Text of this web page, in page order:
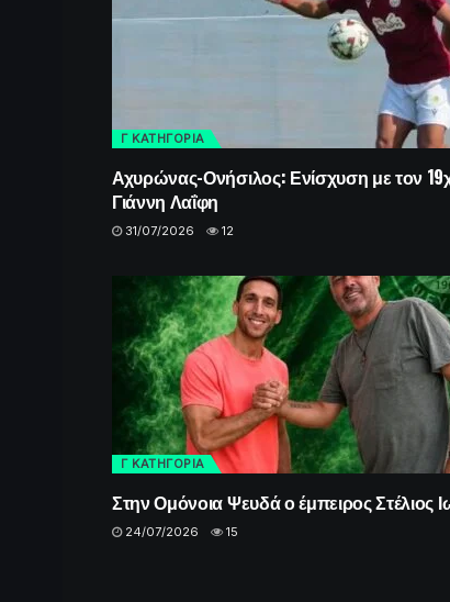
Γ ΚΑΤΗΓΟΡΙΑ
Αχυρώνας-Ονήσιλος: Ενίσχυση με τον
Γιάννη Λαΐφη
31/07/2026 12
Γ ΚΑΤΗΓΟΡΙΑ
Στην Ομόνοια Ψευδά ο έμπειρος Στέλιος
24/07/2026 15